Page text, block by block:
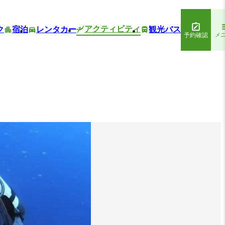
宿泊 レンタカー アクティビティ 観光バス
予約確認 メ